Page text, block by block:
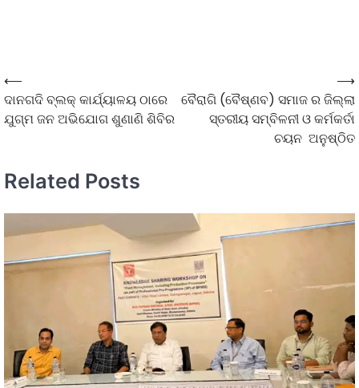
⟵
ଦାନଗଦି ବ୍ଲକ୍ କାର୍ଯ୍ୟାଳୟ ଠାରେ
ଯୁଗ୍ମ ଜନ ଅଭିଯୋଗ ଶୁଣାଣି ଶିବିର
ବୈରାଗି (ବୈଷ୍ଣବ) ସମାଜ ର ଜିଲ୍ଲା
ସ୍ତରୀୟ ସମ୍ବିଳନୀ ଓ କର୍ମକର୍ତା
ଚୟନ ଅନୁଷ୍ଠିତ
⟶
Related Posts